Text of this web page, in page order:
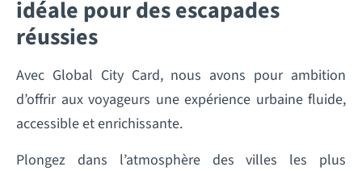
idéale pour des escapades
réussies
Avec Global City Card, nous avons pour ambition
d’offrir aux voyageurs une expérience urbaine fluide,
accessible et enrichissante.
Plongez dans l’atmosphère des villes les plus